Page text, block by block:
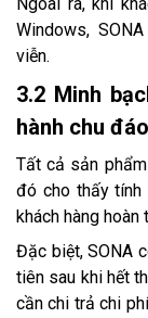
Windows,
viễn.
3.2 Minh
hành chu đáo
Tất cả sản
đó cho thấy tính
khách hàng
Đặc biệt, SONA
tiên sau khi hết
cần chi trả chi